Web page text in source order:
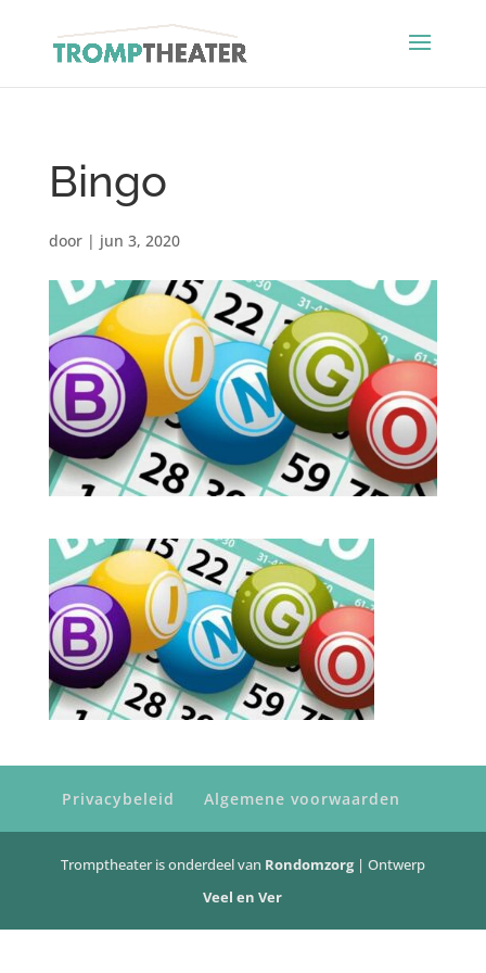
Bingo
door | jun 3, 2020
Privacybeleid Algemene voorwaarden
Tromptheater is onderdeel van Rondomzorg | Ontwerp
Veel en Ver